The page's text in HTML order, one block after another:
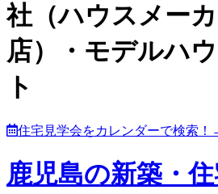
社（ハウスメー
店）・モデルハ
ト
住宅見学会をカレンダーで検索！
鹿児島の新築・住